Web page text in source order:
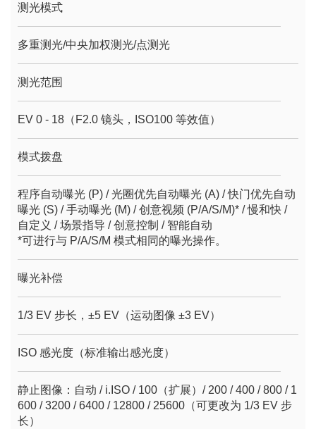
测光模式
多重测光/中央加权测光/点测光
测光范围
EV 0 - 18（F2.0 镜头，ISO100 等效值）
模式拨盘
程序自动曝光 (P) / 光圈优先自动曝光 (A) / 快门优先自动
曝光 (S) / 手动曝光 (M) / 创意视频 (P/A/S/M)* / 慢和快 /
自定义 / 场景指导 / 创意控制 / 智能自动
*可进行与 P/A/S/M 模式相同的曝光操作。
曝光补偿
1/3 EV 步长，±5 EV（运动图像 ±3 EV）
ISO 感光度（标准输出感光度）
静止图像：自动 / i.ISO / 100（扩展）/ 200 / 400 / 800 / 1
600 / 3200 / 6400 / 12800 / 25600（可更改为 1/3 EV 步
长）